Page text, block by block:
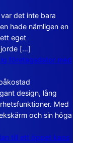
det inte bara
hade nämligen en
eget
[…]
företagsdator med
design, lång
Med
och sin höga
till ett öppet kaos